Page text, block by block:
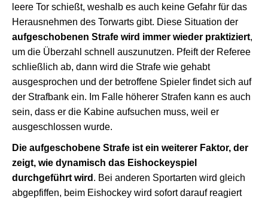
leere Tor schießt, weshalb es auch keine Gefahr für das
Herausnehmen des Torwarts gibt. Diese Situation der
aufgeschobenen Strafe wird immer wieder praktiziert,
um die Überzahl schnell auszunutzen. Pfeift der Referee
schließlich ab, dann wird die Strafe wie gehabt
ausgesprochen und der betroffene Spieler findet sich auf
der Strafbank ein. Im Falle höherer Strafen kann es auch
sein, dass er die Kabine aufsuchen muss, weil er
ausgeschlossen wurde.
Die aufgeschobene Strafe ist ein weiterer Faktor, der
zeigt, wie dynamisch das Eishockeyspiel
durchgeführt wird . Bei anderen Sportarten wird gleich
abgepfiffen, beim Eishockey wird sofort darauf reagiert